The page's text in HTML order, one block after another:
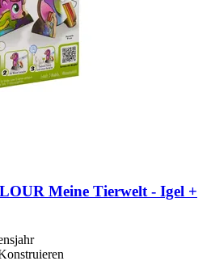
Meine Tierwelt -​ Igel +